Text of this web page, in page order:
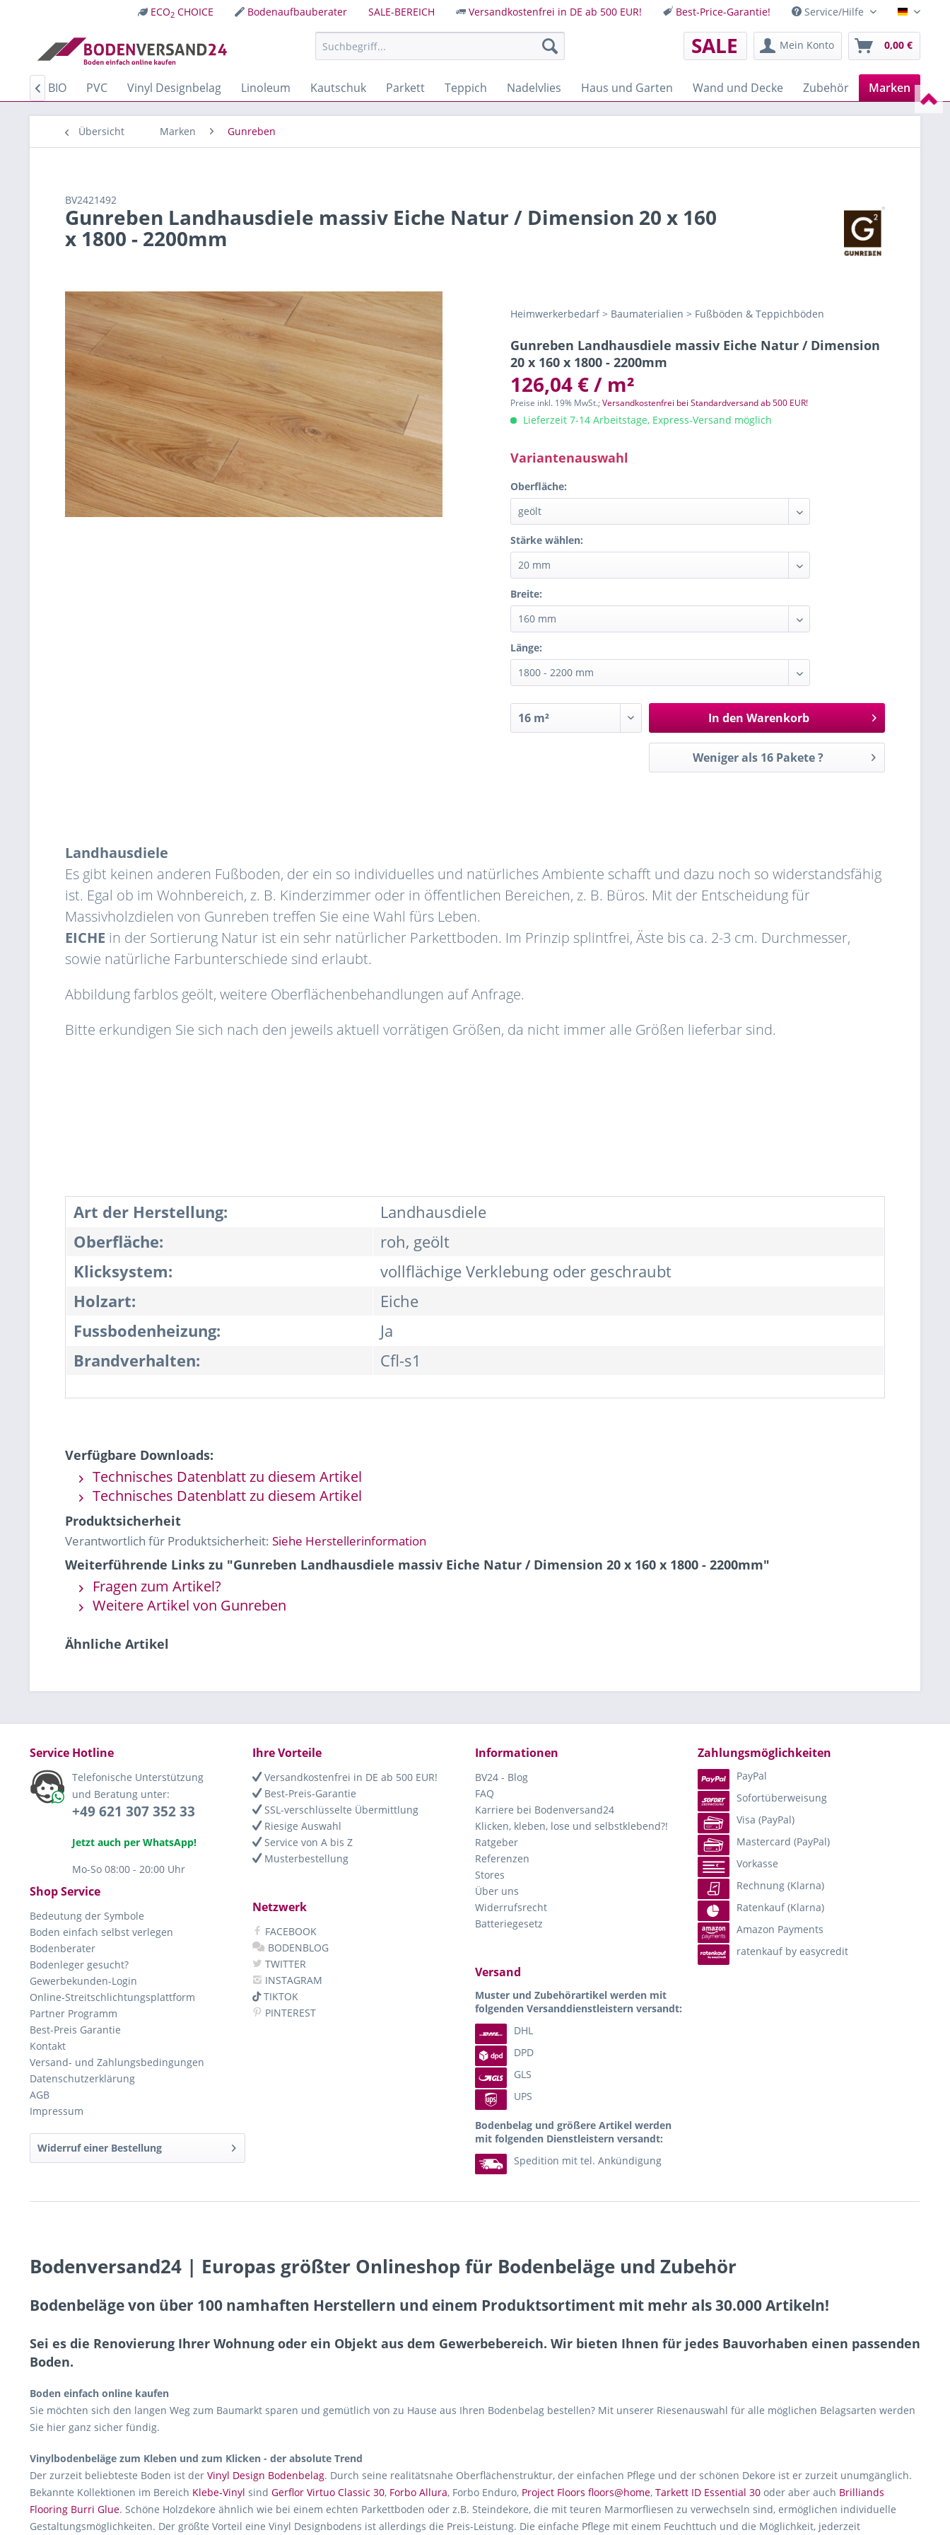
ECO2 CHOICE Bodenaufbauberater SALE-BEREICH Versandkostenfrei in DE ab 500 EUR! Best-Price-Garantie! Service/Hilfe Deutsch
SALE Mein Konto 0,00 €
BIO PVC Vinyl Designbelag Linoleum Kautschuk Parkett Teppich Nadelvlies Haus und Garten Wand und Decke Zubehör Marken

Übersicht Marken Gunreben
BV2421492
Gunreben Landhausdiele massiv Eiche Natur / Dimension 20 x 160
x 1800 - 2200mm
Heimwerkerbedarf > Baumaterialien > Fußböden & Teppichböden
Gunreben Landhausdiele massiv Eiche Natur / Dimension
20 x 160 x 1800 - 2200mm
126,04 € / m²
Preise inkl. 19% MwSt.;Versandkostenfrei bei Standardversand ab 500 EUR!
Lieferzeit 7-14 Arbeitstage, Express-Versand möglich
Variantenauswahl
Oberfläche:
Stärke wählen:
Breite:
Länge:
In den Warenkorb
Weniger als 16 Pakete ?
Landhausdiele
Es gibt keinen anderen Fußboden, der ein so individuelles und natürliches Ambiente schafft und dazu noch so widerstandsfähig
ist. Egal ob im Wohnbereich, z. B. Kinderzimmer oder in öffentlichen Bereichen, z. B. Büros. Mit der Entscheidung für
Massivholzdielen von Gunreben treffen Sie eine Wahl fürs Leben.
EICHE in der Sortierung Natur ist ein sehr natürlicher Parkettboden. Im Prinzip splintfrei, Äste bis ca. 2-3 cm. Durchmesser,
sowie natürliche Farbunterschiede sind erlaubt.
Abbildung farblos geölt, weitere Oberflächenbehandlungen auf Anfrage.
Bitte erkundigen Sie sich nach den jeweils aktuell vorrätigen Größen, da nicht immer alle Größen lieferbar sind.
Art der Herstellung:
Landhausdiele
Oberfläche:
roh, geölt
Klicksystem:
vollflächige Verklebung oder geschraubt
Holzart:
Eiche
Fussbodenheizung:
Ja
Brandverhalten:
Cfl-s1
Verfügbare Downloads:
Technisches Datenblatt zu diesem Artikel
Technisches Datenblatt zu diesem Artikel
Produktsicherheit
Verantwortlich für Produktsicherheit: Siehe Herstellerinformation
Weiterführende Links zu "Gunreben Landhausdiele massiv Eiche Natur / Dimension 20 x 160 x 1800 - 2200mm"
Fragen zum Artikel?
Weitere Artikel von Gunreben
Ähnliche Artikel
Service Hotline
Telefonische Unterstützung
und Beratung unter:
+49 621 307 352 33
Jetzt auch per WhatsApp!
Mo-So 08:00 - 20:00 Uhr
Shop Service
Bedeutung der Symbole
Boden einfach selbst verlegen
Bodenberater
Bodenleger gesucht?
Gewerbekunden-Login
Online-Streitschlichtungsplattform
Partner Programm
Best-Preis Garantie
Kontakt
Versand- und Zahlungsbedingungen
Datenschutzerklärung
AGB
Impressum
Widerruf einer Bestellung
Ihre Vorteile
Versandkostenfrei in DE ab 500 EUR!
Best-Preis-Garantie
SSL-verschlüsselte Übermittlung
Riesige Auswahl
Service von A bis Z
Musterbestellung
Netzwerk
FACEBOOK
BODENBLOG
TWITTER
INSTAGRAM
TIKTOK
PINTEREST
Informationen
BV24 - Blog
FAQ
Karriere bei Bodenversand24
Klicken, kleben, lose und selbstklebend?!
Ratgeber
Referenzen
Stores
Über uns
Widerrufsrecht
Batteriegesetz
Versand
Muster und Zubehörartikel werden mit
folgenden Versanddienstleistern versandt:
DHL
DPD
GLS
UPS
Bodenbelag und größere Artikel werden
mit folgenden Dienstleistern versandt:
Spedition mit tel. Ankündigung
Zahlungsmöglichkeiten
PayPal
Sofortüberweisung
Visa (PayPal)
Mastercard (PayPal)
Vorkasse
Rechnung (Klarna)
Ratenkauf (Klarna)
Amazon Payments
ratenkauf by easycredit
Bodenversand24 | Europas größter Onlineshop für Bodenbeläge und Zubehör
Bodenbeläge von über 100 namhaften Herstellern und einem Produktsortiment mit mehr als 30.000 Artikeln!
Sei es die Renovierung Ihrer Wohnung oder ein Objekt aus dem Gewerbebereich. Wir bieten Ihnen für jedes Bauvorhaben einen passenden
Boden.
Boden einfach online kaufen
Sie möchten sich den langen Weg zum Baumarkt sparen und gemütlich von zu Hause aus Ihren Bodenbelag bestellen? Mit unserer Riesenauswahl für alle möglichen Belagsarten werden
Sie hier ganz sicher fündig.
Vinylbodenbeläge zum Kleben und zum Klicken - der absolute Trend
Der zurzeit beliebteste Boden ist der Vinyl Design Bodenbelag. Durch seine realitätsnahe Oberflächenstruktur, der einfachen Pflege und der schönen Dekore ist er zurzeit unumgänglich.
Bekannte Kollektionen im Bereich Klebe-Vinyl sind Gerflor Virtuo Classic 30, Forbo Allura, Forbo Enduro, Project Floors floors@home, Tarkett ID Essential 30 oder aber auch Brilliands
Flooring Burri Glue. Schöne Holzdekore ähnlich wie bei einem echten Parkettboden oder z.B. Steindekore, die mit teuren Marmorfliesen zu verwechseln sind, ermöglichen individuelle
Gestaltungsmöglichkeiten. Der größte Vorteil eine Vinyl Designbodens ist allerdings die Preis-Leistung. Die einfache Pflege mit einem Feuchttuch und die Möglichkeit, jederzeit